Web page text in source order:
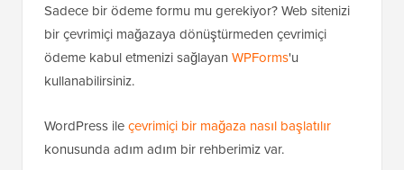
Sadece bir ödeme formu mu gerekiyor? Web sitenizi
bir çevrimiçi mağazaya dönüştürmeden çevrimiçi
ödeme kabul etmenizi sağlayan WPForms'u
kullanabilirsiniz.
WordPress ileçevrimiçi bir mağaza nasıl başlatılır
konusunda adım adım bir rehberimiz var.